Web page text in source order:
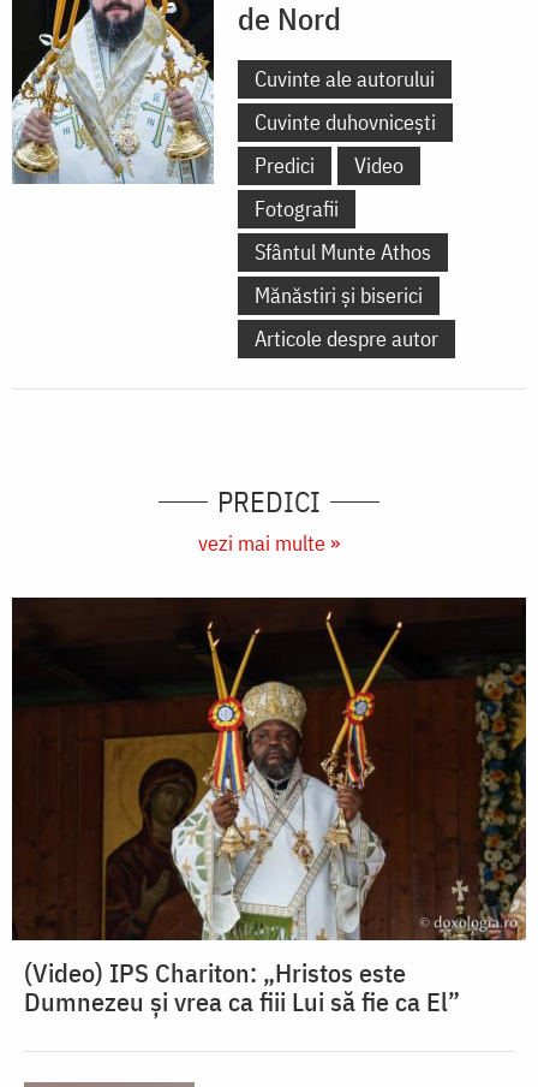
de Nord
Cuvinte ale autorului
Cuvinte duhovnicești
Predici
Video
Fotografii
Sfântul Munte Athos
Mănăstiri și biserici
Articole despre autor
PREDICI
vezi mai multe »
(Video) IPS Chariton: „Hristos este
Dumnezeu și vrea ca fiii Lui să fie ca El”